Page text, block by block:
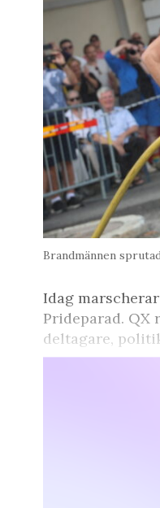
Brandmännen
Idag
Prideparad. QX
deltagare,